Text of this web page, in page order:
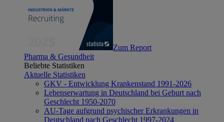
Zum Report
Pharma & Gesundheit
Beliebte Statistiken
Aktuelle Statistiken
GKV - Entwicklung Krankenstand 1991-2026
Lebenserwartung in Deutschland bei Geburt nach
Geschlecht 1950-2070
AU-Tage aufgrund psychischer Erkrankungen in
Deutschland nach Geschlecht 1997-2024